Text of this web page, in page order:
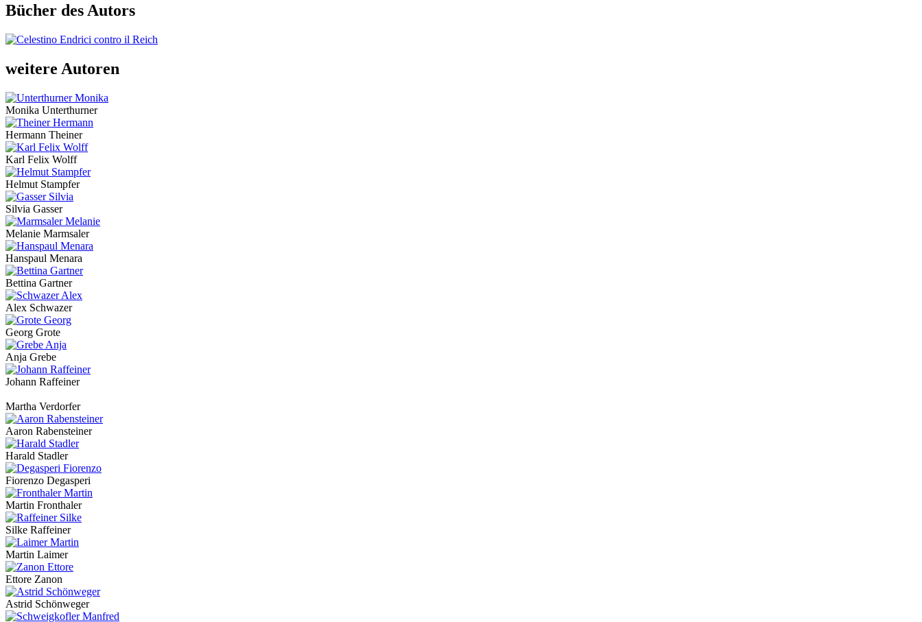
Bücher des Autors
weitere Autoren
Monika Unterthurner
Hermann Theiner
Karl Felix Wolff
Helmut Stampfer
Silvia Gasser
Melanie Marmsaler
Hanspaul Menara
Bettina Gartner
Alex Schwazer
Georg Grote
Anja Grebe
Johann Raffeiner
Martha Verdorfer
Aaron Rabensteiner
Harald Stadler
Fiorenzo Degasperi
Martin Fronthaler
Silke Raffeiner
Martin Laimer
Ettore Zanon
Astrid Schönweger